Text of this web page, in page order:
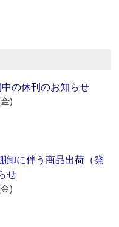
の休刊のお知らせ
)
卸に伴う商品出荷（発
せ
)